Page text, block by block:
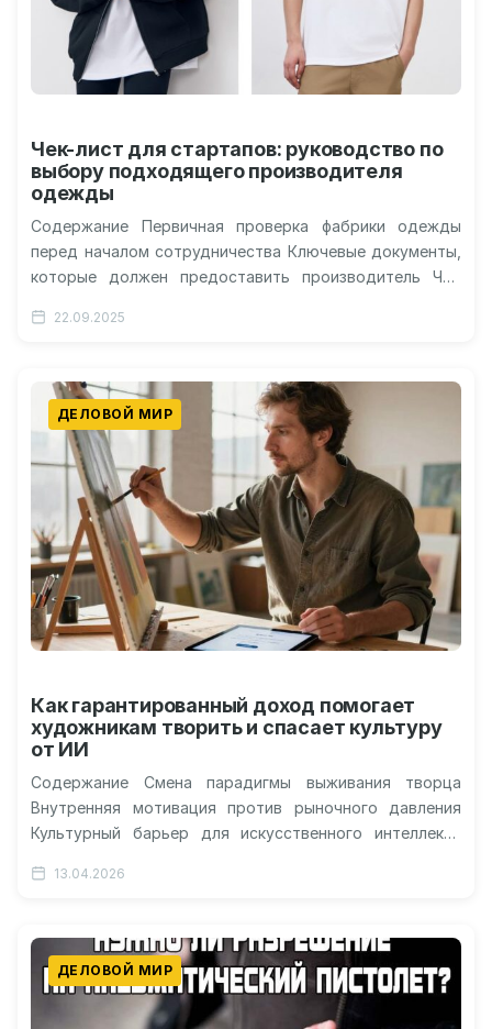
Чек-лист для стартапов: руководство по
выбору подходящего производителя
одежды
Содержание Первичная проверка фабрики одежды
перед началом сотрудничества Ключевые документы,
которые должен предоставить производитель Что
технологиях? Контроль качества, сроки…
22.09.2025
ДЕЛОВОЙ МИР
Как гарантированный доход помогает
художникам творить и спасает культуру
от ИИ
Содержание Смена парадигмы выживания творца
Внутренняя мотивация против рыночного давления
Культурный барьер для искусственного интеллекта
ежемесячно на протяжении полутора…
13.04.2026
ДЕЛОВОЙ МИР